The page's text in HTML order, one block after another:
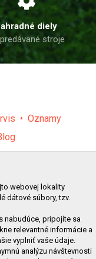
diely
stroje
Oznamy
Katalógy
Bazár
webovej lokality
dátové súbory, tzv.
nabudúce, pripojíte sa
relevantné informácie a
vyplniť vaše údaje.
analýzu návštevnosti